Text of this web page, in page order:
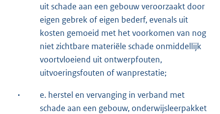
uit schade aan een gebouw veroorzaakt door
eigen gebrek of eigen bederf, evenals uit
kosten gemoeid met het voorkomen van nog
niet zichtbare materiële schade onmiddellijk
voortvloeiend uit ontwerpfouten,
uitvoeringsfouten of wanprestatie;
·
e. herstel en vervanging in verband met
schade aan een gebouw, onderwijsleerpakket